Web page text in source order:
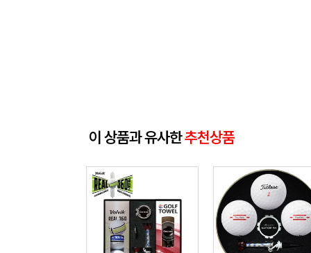
이 상품과 유사한추천상품